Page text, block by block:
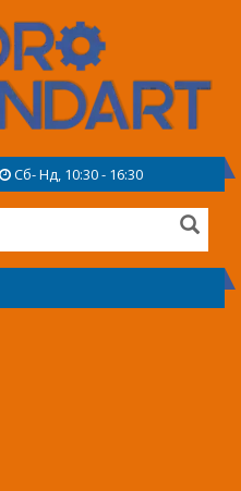
Сб- Нд, 10:30 - 16:30